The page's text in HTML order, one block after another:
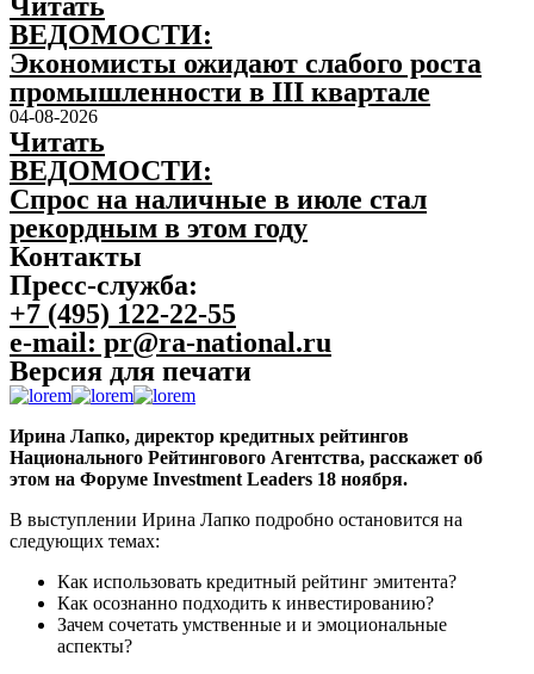
ВЕДОМОСТИ:
Экономисты ожидают слабого роста
промышленности в III квартале
04-08-2026
Читать
ВЕДОМОСТИ:
Спрос на наличные в июле стал
рекордным в этом году
Контакты
Пресс-служба:
+7 (495) 122-22-55
e-mail: pr@ra-national.ru
Версия для печати
Ирина Лапко, директор кредитных рейтингов
Национального Рейтингового Агентства, расскажет об
этом на Форуме Investment Leaders 18 ноября.
В выступлении Ирина Лапко подробно остановится на
следующих темах:
Как использовать кредитный рейтинг эмитента?
Как осознанно подходить к инвестированию?
Зачем сочетать умственные и и эмоциональные
аспекты?